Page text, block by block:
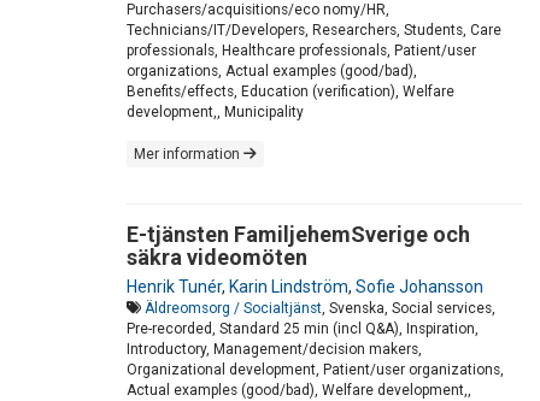
Purchasers/acquisitions/eco nomy/HR,
Technicians/IT/Developers, Researchers, Students, Care
professionals, Healthcare professionals, Patient/user
organizations, Actual examples (good/bad),
Benefits/effects, Education (verification), Welfare
development,, Municipality
Mer information
E-tjänsten FamiljehemSverige och
säkra videomöten
Henrik Tunér, Karin Lindström, Sofie Johansson
Äldreomsorg / Socialtjänst, Svenska, Social services,
Pre-recorded, Standard 25 min (incl Q&A), Inspiration,
Introductory, Management/decision makers,
Organizational development, Patient/user organizations,
Actual examples (good/bad), Welfare development,,